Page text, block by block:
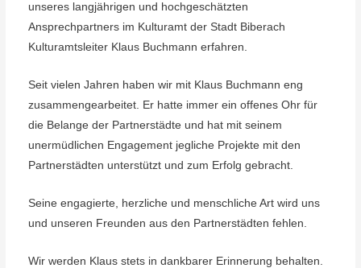
unseres langjährigen und hochgeschätzten
Ansprechpartners im Kulturamt der Stadt Biberach
Kulturamtsleiter Klaus Buchmann erfahren.
Seit vielen Jahren haben wir mit Klaus Buchmann eng
zusammengearbeitet. Er hatte immer ein offenes Ohr für
die Belange der Partnerstädte und hat mit seinem
unermüdlichen Engagement jegliche Projekte mit den
Partnerstädten unterstützt und zum Erfolg gebracht.
Seine engagierte, herzliche und menschliche Art wird uns
und unseren Freunden aus den Partnerstädten fehlen.
Wir werden Klaus stets in dankbarer Erinnerung behalten.